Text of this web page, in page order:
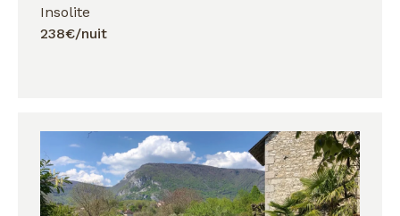
Insolite
238€/nuit